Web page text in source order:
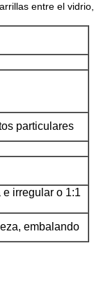
entre el
particulares
irregular o 1:1
embalando